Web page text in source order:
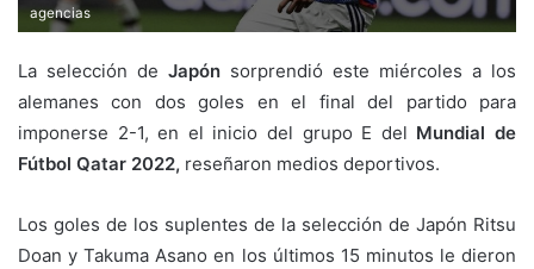
agencias
La selección de Japón sorprendió este miércoles a los
alemanes con dos goles en el final del partido para
imponerse 2-1, en el inicio del grupo E del Mundial de
Fútbol Qatar 2022, reseñaron medios deportivos.
Los goles de los suplentes de la selección de Japón Ritsu
Doan y Takuma Asano en los últimos 15 minutos le dieron